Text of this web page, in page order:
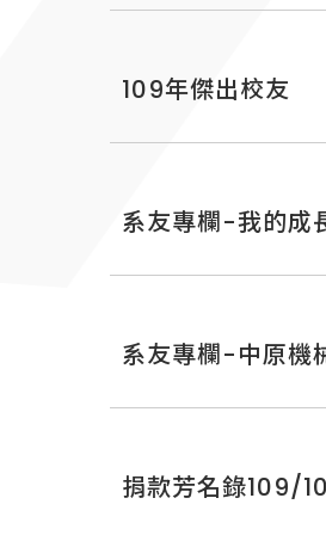
109年傑出校友
系友專欄-我的成
系友專欄-中原機
捐款芳名錄109/